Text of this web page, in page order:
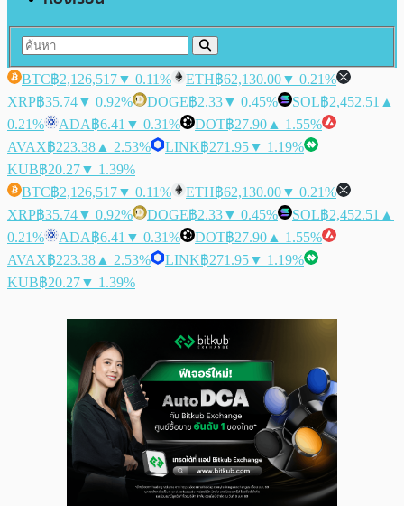
BTC฿2,126,517▼ 0.11% ETH฿62,130.00▼ 0.21%
XRP฿35.74▼ 0.92% DOGE฿2.33▼ 0.45% SOL฿2,452.51 ▲
0.21%
ADA฿6.41 ▼ 0.31% DOT฿27.90 ▲ 1.55%
AVAX฿223.38 ▲ 2.53% LINK฿271.95▼ 1.19%
KUB฿20.27▼ 1.39%
BTC฿2,126,517▼ 0.11% ETH฿62,130.00▼ 0.21%
XRP฿35.74▼ 0.92% DOGE฿2.33▼ 0.45% SOL฿2,452.51 ▲
0.21%
ADA฿6.41 ▼ 0.31% DOT฿27.90 ▲ 1.55%
AVAX฿223.38 ▲ 2.53% LINK฿271.95▼ 1.19%
KUB฿20.27▼ 1.39%